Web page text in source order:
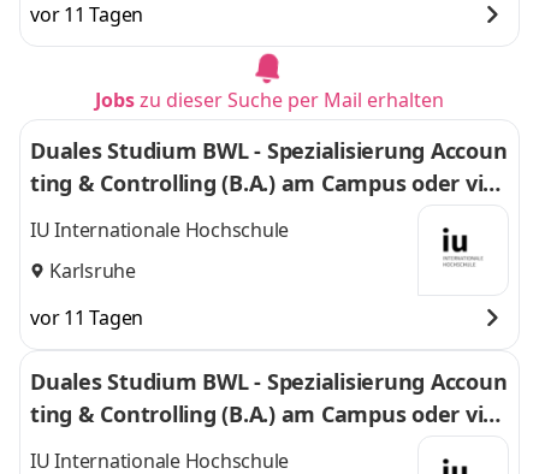
vor 11 Tagen
Jobszu dieser Suche per Mail erhalten
Duales Studium BWL - Spezialisierung Accoun
ting & Controlling (B.A.) am Campus oder virt
uell
IU Internationale Hochschule
Karlsruhe
vor 11 Tagen
Duales Studium BWL - Spezialisierung Accoun
ting & Controlling (B.A.) am Campus oder virt
uell
IU Internationale Hochschule